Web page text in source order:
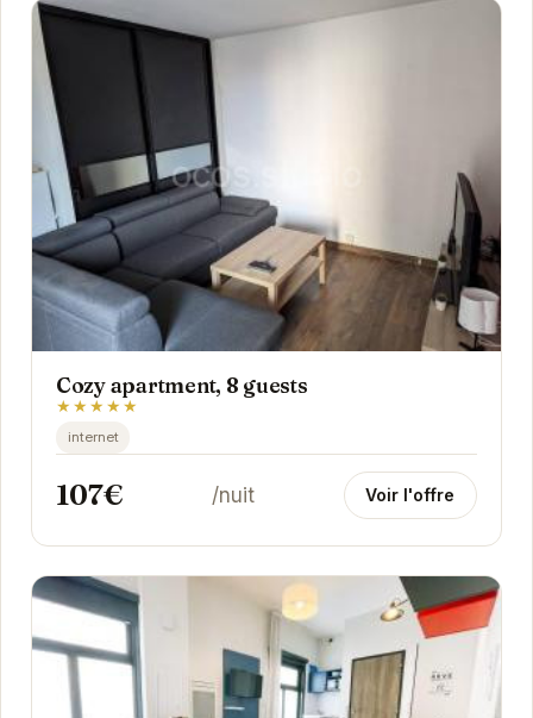
Cozy apartment, 8 guests
★★★★★
internet
107€ /nuit Voir l'offre